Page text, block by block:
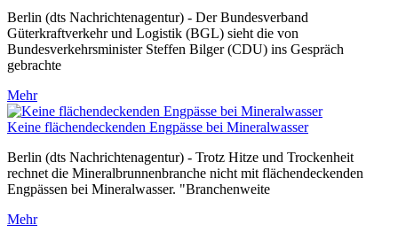
Berlin (dts Nachrichtenagentur) - Der Bundesverband
Güterkraftverkehr und Logistik (BGL) sieht die von
Bundesverkehrsminister Steffen Bilger (CDU) ins Gespräch
gebrachte
Mehr
Keine flächendeckenden Engpässe bei Mineralwasser
Berlin (dts Nachrichtenagentur) - Trotz Hitze und Trockenheit
rechnet die Mineralbrunnenbranche nicht mit flächendeckenden
Engpässen bei Mineralwasser. "Branchenweite
Mehr